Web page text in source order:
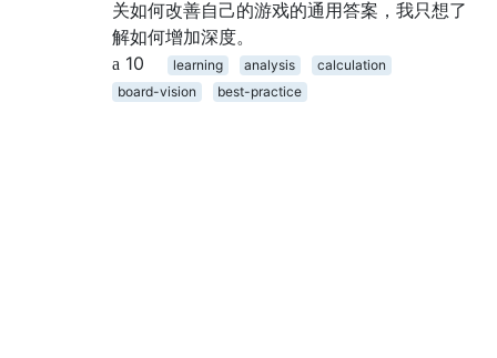
关如何改善自己的游戏的通用答案，我只想了
解如何增加深度。
10
learning analysis
calculation
board-vision
best-practice